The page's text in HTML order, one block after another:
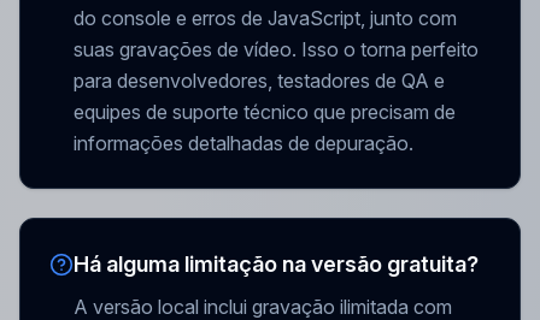
do console e erros de JavaScript, junto com
suas gravações de vídeo. Isso o torna perfeito
para desenvolvedores, testadores de QA e
equipes de suporte técnico que precisam de
informações detalhadas de depuração.
Há alguma limitação na versão gratuita?
A versão local inclui gravação ilimitada com